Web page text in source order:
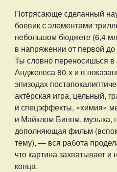
Потрясающе сделанный
боевик с элементами
небольшом бюджете (6,4
в напряжении от первой
Ты словно переносишься
Анджелеса 80-х и в
эпизодах
актёрская игра, цельный,
и спецэффекты, «химия»
и Майклом Бином, музыка,
дополняющая фильм
тему), — вся работа
что картина захватывает и
конца.